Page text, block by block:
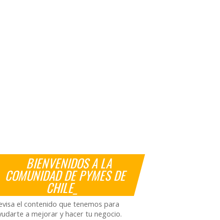
BIENVENIDOS A LA
COMUNIDAD DE PYMES DE
CHILE_
el contenido que tenemos para
a mejorar y hacer tu negocio.